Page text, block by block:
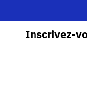
Inscrivez-